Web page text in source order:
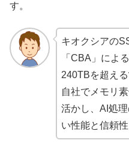
す。
キオクシアの
「CBA」による
240TBを超える
自社でメモリ
活かし、AI処
い性能と信頼